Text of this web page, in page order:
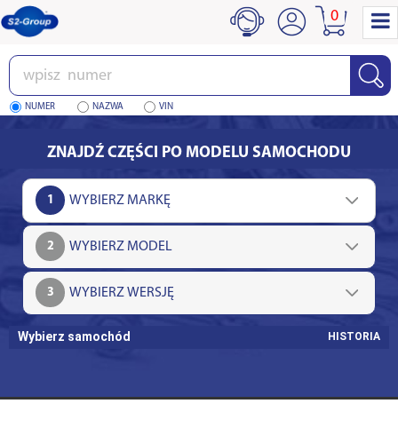
Wpisz
numer
NUMER NAZWA VIN
0
ZNAJDŹ CZĘŚCI PO MODELU SAMOCHODU
1
2
3
Wybierz samochód HISTORIA